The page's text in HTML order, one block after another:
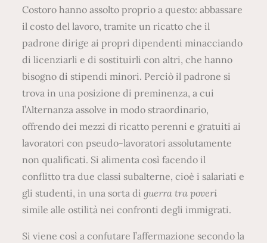
Costoro hanno assolto proprio a questo: abbassare
il costo del lavoro, tramite un ricatto che il
padrone dirige ai propri dipendenti minacciando
di licenziarli e di sostituirli con altri, che hanno
bisogno di stipendi minori. Perciò il padrone si
trova in una posizione di preminenza, a cui
l’Alternanza assolve in modo straordinario,
offrendo dei mezzi di ricatto perenni e gratuiti ai
lavoratori con pseudo-lavoratori assolutamente
non qualificati. Si alimenta così facendo il
conflitto tra due classi subalterne, cioè i salariati e
gli studenti, in una sorta diguerra tra poveri
simile alle ostilità nei confronti degli immigrati.
Si viene così a confutare l’affermazione secondo la